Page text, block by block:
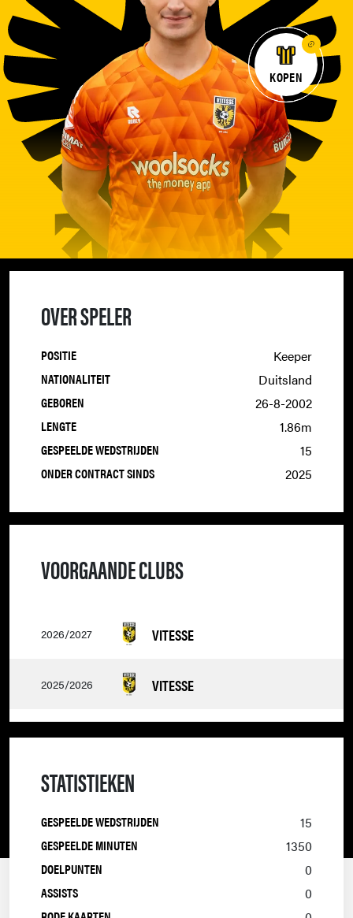
KOPEN
OVER SPELER
POSITIE
Keeper
NATIONALITEIT
Duitsland
GEBOREN
26-8-2002
LENGTE
1.86m
GESPEELDE WEDSTRIJDEN
15
ONDER CONTRACT SINDS
2025
VOORGAANDE CLUBS
2026/2027 VITESSE
2025/2026 VITESSE
2023/2024
2022/2023
STATISTIEKEN
GESPEELDE WEDSTRIJDEN
15
GESPEELDE MINUTEN
1350
DOELPUNTEN
0
ASSISTS
0